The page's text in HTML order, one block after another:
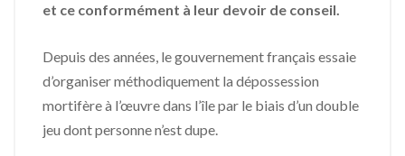
et ce conformément à leur devoir de conseil.
Depuis des années, le gouvernement français essaie
d’organiser méthodiquement la dépossession
mortifère à l’œuvre dans l’île par le biais d’un double
jeu dont personne n’est dupe.